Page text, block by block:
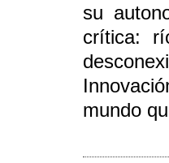
su
crítica:
mundo